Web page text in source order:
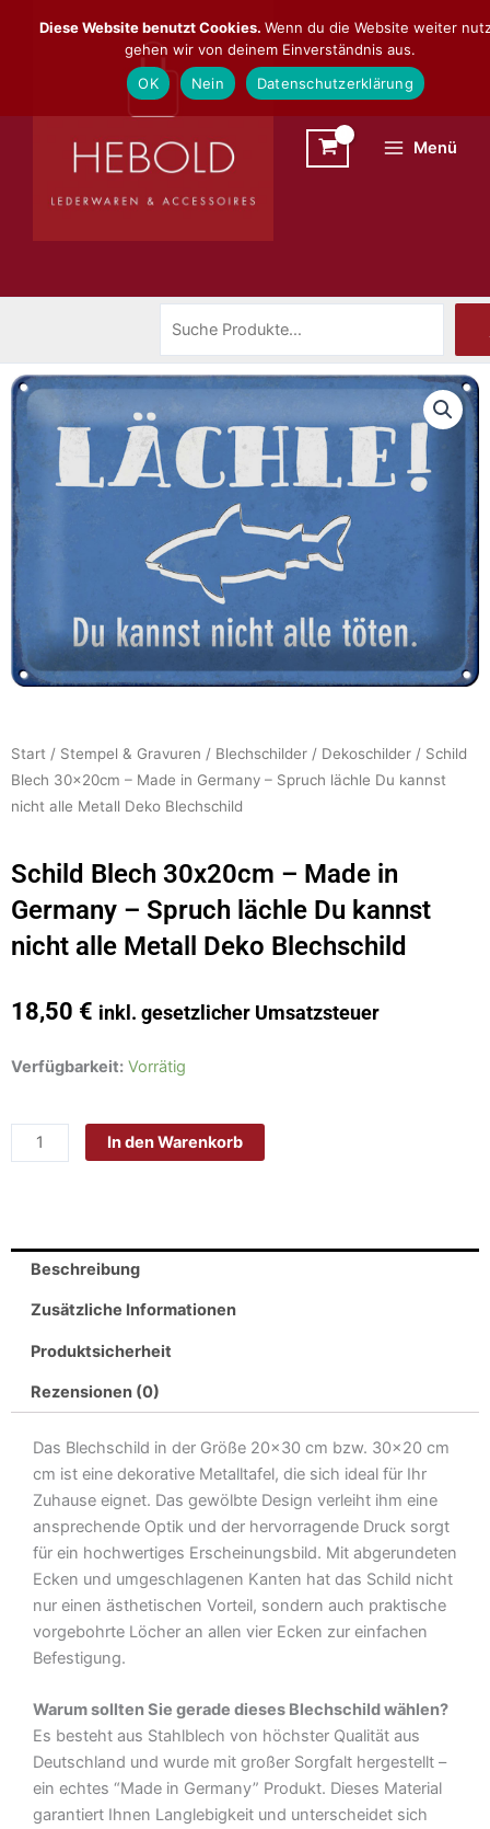
Inhalt
Menü
Start / Stempel & Gravuren / Blechschilder / Dekoschilder / Schild
Blech 30x20cm – Made in Germany – Spruch lächle Du kannst
nicht alle Metall Deko Blechschild
Schild Blech 30x20cm – Made in
Germany – Spruch lächle Du kannst
nicht alle Metall Deko Blechschild
18,50 € inkl. gesetzlicher Umsatzsteuer
Verfügbarkeit: Vorrätig
Schild
-
Spruch
lächle
kannst
nicht
alle
Deko
Blechschild
Menge
In den Warenkorb
Beschreibung
Zusätzliche Informationen
Produktsicherheit
Rezensionen (0)
Das Blechschild in der Größe 20×30 cm bzw. 30×20 cm
cm ist eine dekorative Metalltafel, die sich ideal für Ihr
Zuhause eignet. Das gewölbte Design verleiht ihm eine
ansprechende Optik und der hervorragende Druck sorgt
für ein hochwertiges Erscheinungsbild. Mit abgerundeten
Ecken und umgeschlagenen Kanten hat das Schild nicht
nur einen ästhetischen Vorteil, sondern auch praktische
vorgebohrte Löcher an allen vier Ecken zur einfachen
Befestigung.
Warum sollten Sie gerade dieses Blechschild wählen?
Es besteht aus Stahlblech von höchster Qualität aus
Deutschland und wurde mit großer Sorgfalt hergestellt –
ein echtes “Made in Germany” Produkt. Dieses Material
garantiert Ihnen Langlebigkeit und unterscheidet sich
Diese Website benutzt Cookies. Wenn du die Website weiter
gehen wir von deinem Einverständnis aus.
OK
Nein Datenschutzerklärung